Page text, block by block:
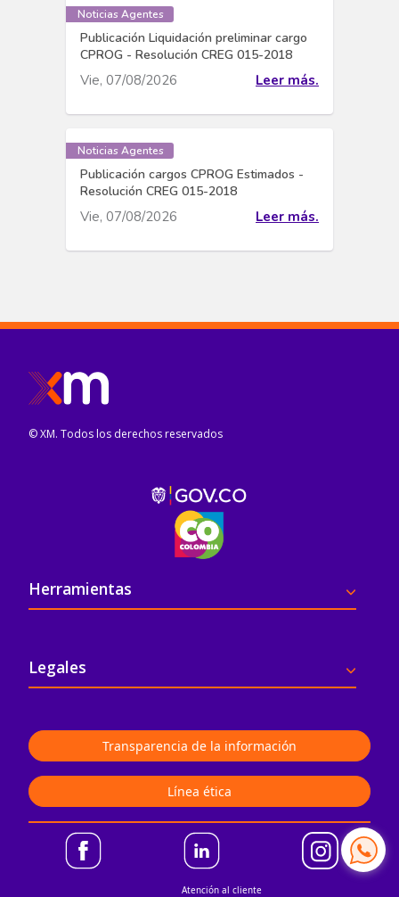
Atención al cliente
Noticias Agentes
Publicación Liquidación preliminar cargo
CPROG - Resolución CREG 015-2018
Vie, 07/08/2026 Leer más.
Noticias Agentes
Publicación cargos CPROG Estimados -
Resolución CREG 015-2018
Vie, 07/08/2026 Leer más.
© XM. Todos los derechos reservados
Pie de página
Herramientas
Legales
Transparencia de la información
Línea ética